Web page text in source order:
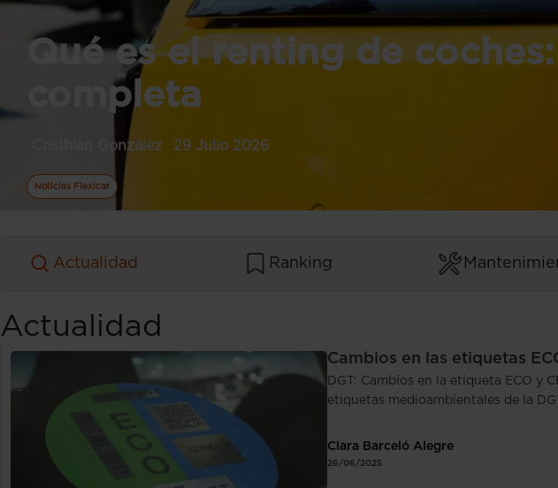
Noticias Flexicar
Qué es el renting de
completa
Cristhian González 29 Julio 2026
Actualidad Ranking
Actualidad
Cambios en las etiquetas
DGT: Cambios en la etiqueta ECO y
etiquetas medioambientales de la
Clara Barceló Alegre
26/06/2025